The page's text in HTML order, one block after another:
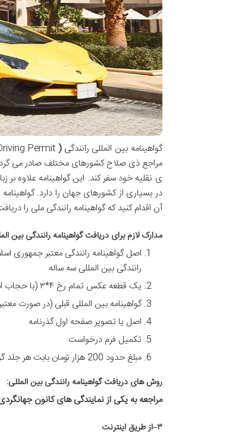
گواهینامه بین المللی رانندگی(
IDP = International Driving Permit
مراجع ذی صلاح کشورهای مختلف صادر می
در بسیاری از کشورهای جهان را دارد.
آن اقدام کنید که گواهینامه رانندگی ملی را
مدارک لازم برای دریافت گواهینامه رانندگی بین
اصل گواهینامه رانندگی معتبر جمهوری
رانندگی بین المللی سه ساله
یک قطعه عکس تمام رخ ۴*۳ (با حجاب اسلامی برای بانوان)
گواهینامه بین المللی قبلی (در صورت
اصل یا تصویر صفحه اول گذرنامه
تکمیل فرم درخواست
مبلغ حدود 200 هزار تومان بابت هر جلد گواهینامه رانندگی بین المللی یک ساله
روش های دریافت گواهینامه رانندگی بین المللی:
مراجعه به یکی از نمایندگی های کانون
۳–از طریق اینترنت